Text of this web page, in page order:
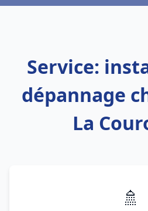
Service:
dépannage
La
🚿